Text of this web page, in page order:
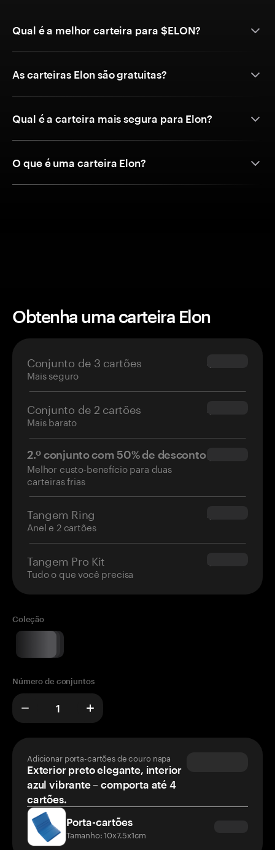
Qual é a melhor carteira para $ELON?
As carteiras Elon são gratuitas?
Qual é a carteira mais segura para Elon?
O que é uma carteira Elon?
Obtenha uma carteira Elon
Conjunto de 3 cartões
Mais seguro
$69.90
Conjunto de 2 cartões
Mais barato
$54.90
2.º conjunto com 50% de desconto
Melhor custo-benefício para duas
carteiras frias
$34.95
Tangem Ring
Anel e 2 cartões
$160.00
Tangem Pro Kit
Tudo o que você precisa
$180.00
Coleção
Número de conjuntos
Adicionar porta-cartões de couro napa
Exterior preto elegante, interior
azul vibrante – comporta até 4
cartões.
Porta-cartões
Tamanho: 10x7.5x1cm